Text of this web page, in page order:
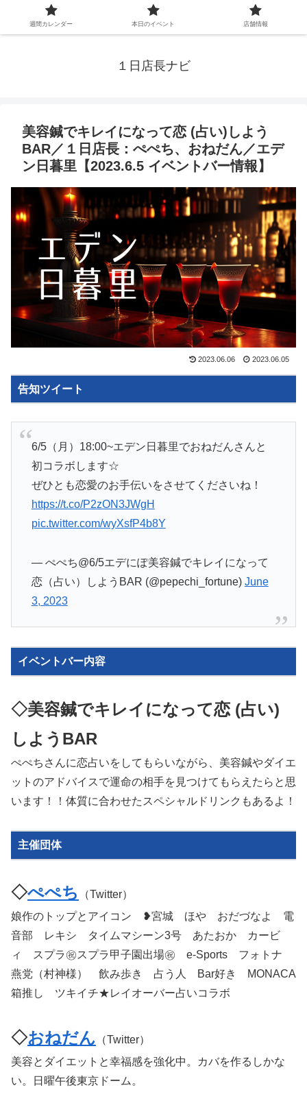
１日店長ナビ
美容鍼でキレイになって恋 (占い)しよう
BAR／１日店長：ぺぺち、おねだん／エデ
ン日暮里【2023.6.5 イベントバー情報】
2023.06.06 2023.06.05
告知ツイート
6/5（月）18:00~エデン日暮里でおねだんさんと
初コラボします☆
ぜひとも恋愛のお手伝いをさせてくださいね！
https://t.co/P2zON3JWgH
pic.twitter.com/wyXsfP4b8Y
— ぺぺち@6/5エデにぽ美容鍼でキレイになって
恋（占い）しようBAR (@pepechi_fortune) June
3, 2023
イベントバー内容
◇美容鍼でキレイになって恋 (占い)
しようBAR
ぺぺちさんに恋占いをしてもらいながら、美容鍼やダイエ
ットのアドバイスで運命の相手を見つけてもらえたらと思
います！！体質に合わせたスペシャルドリンクもあるよ！
主催団体
◇ぺぺち
（Twitter）
娘作のトップとアイコン ❥宮城 ほや おだづなよ 電
音部 レキシ タイムマシーン3号 あたおか カービ
ィ スプラ㊗️スプラ甲子園出場㊗️ e-Sports フォトナ
燕党（村神様） 飲み歩き 占う人 Bar好き MONACA
箱推し ツキイチ★レイオーバー占いコラボ
◇おねだん （Twitter）
美容とダイエットと幸福感を強化中。カバを作るしかな
い。日曜午後東京ドーム。
週間カレンダー 本日のイベント 店舗情報